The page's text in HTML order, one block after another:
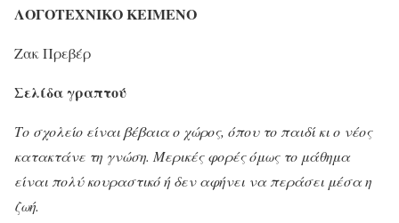
ΛΟΓΟΤΕΧΝΙΚΟ ΚΕΙΜΕΝΟ
Ζακ Πρεβέρ
Σελίδα γραπτού
Το σχολείο είναι βέβαια ο χώρος, όπου το παιδί κι ο νέος
κατακτάνε τη γνώση. Μερικές φορές όμως το μάθημα
είναι πολύ κουραστικό ή δεν αφήνει να περάσει μέσα η
ζωή.